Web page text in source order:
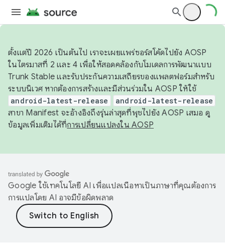
ตั้งแต่ปี 2026 เป็นต้นไป เราจะเผยแพร่ซอร์สโค้ดไปยัง AOSP
ในไตรมาสที่ 2 และ 4 เพื่อให้สอดคล้องกับโมเดลการพัฒนาแบบ
Trunk Stable และรับประกันความเสถียรของแพลตฟอร์มสำหรับ
ระบบนิเวศ หากต้องการสร้างและมีส่วนร่วมใน AOSP ให้ใช้
android-latest-release android-latest-release
สาขา Manifest จะอ้างอิงถึงรุ่นล่าสุดที่พุชไปยัง AOSP เสมอ ดู
ข้อมูลเพิ่มเติมได้ที่การเปลี่ยนแปลงใน AOSP
Google ใช้เทคโนโลยี AI เพื่อแปลเนื้อหาเป็นภาษาที่คุณต้องการ
การแปลโดย AI อาจมีข้อผิดพลาด